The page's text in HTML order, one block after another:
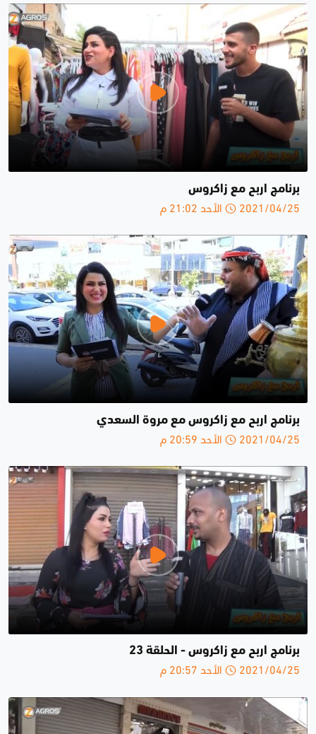
برنامج اربح مع زاكروس
2021/04/25 الأحد 21:02 م
برنامج اربح مع زاكروس مع مروة السعدي
2021/04/25 الأحد 20:59 م
برنامج اربح مع زاكروس - الحلقة 23
2021/04/25 الأحد 20:57 م